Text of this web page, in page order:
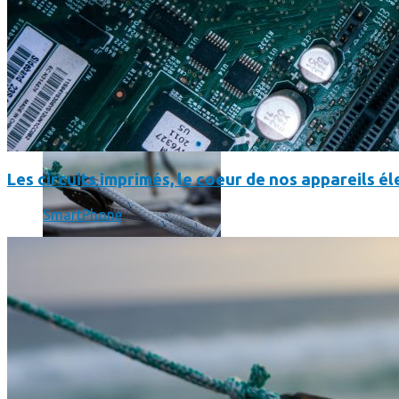
Même hors-ligne votre smartphone peut vous aider en
Comment réduire au maximum la consommation de son
Les circuits imprimés, le coeur de nos appareils
SmartPhone